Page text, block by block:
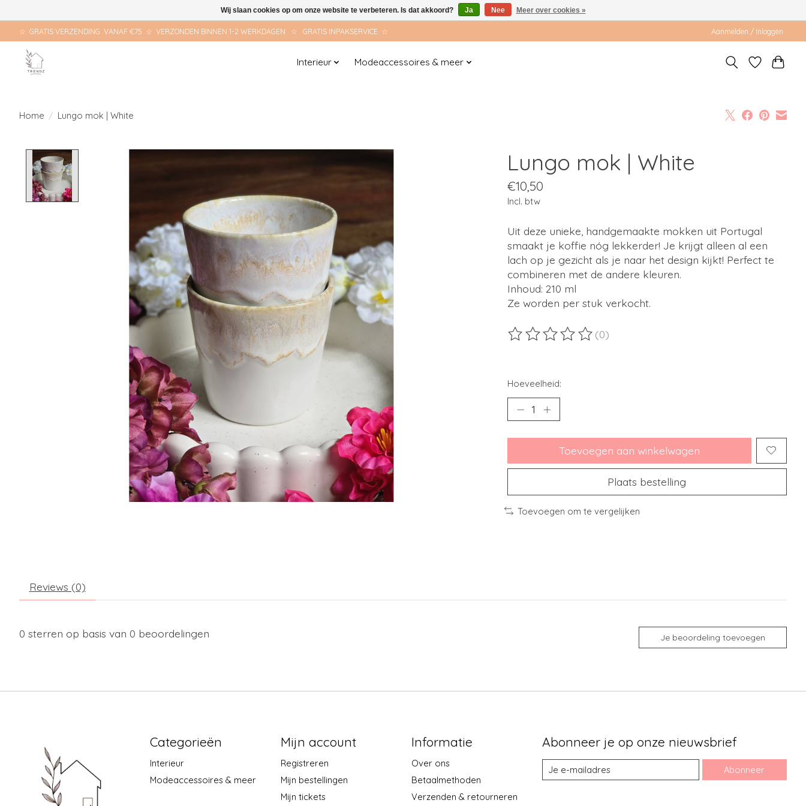
☆ GRATIS VERZENDING VANAF €75 ☆ VERZONDEN BINNEN 1-2 WERKDAGEN ☆ GRATIS INPAKSERVICE ☆ Aanmelden / Inloggen
Interieur Modeaccessoires & meer
Home / Lungo mok | White
Product image slideshow Items Lungo mok | White
€10,50
Incl. btw
Uit deze unieke, handgemaakte mokken uit Portugal
smaakt je koffie nóg lekkerder! Je krijgt alleen al een
lach op je gezicht als je naar het design kijkt! Perfect te
combineren met de andere kleuren.
Inhoud: 210 ml
Ze worden per stuk verkocht.
De beoordeling van dit product is
(0)
Hoeveelheid:
Toevoegen aan winkelwagen
Plaats bestelling
Toevoegen om te vergelijken
Reviews (0)
0 sterren op basis van 0 beoordelingen Je beoordeling toevoegen
Categorieën
Interieur
Modeaccessoires & meer
Mijn account
Registreren
Mijn bestellingen
Mijn tickets
Informatie
Over ons
Betaalmethoden
Verzenden & retourneren
Abonneer je op onze nieuwsbrief
Abonneer
Wij slaan cookies op om onze website te verbeteren. Is dat akkoord? Ja Nee Meer over cookies »